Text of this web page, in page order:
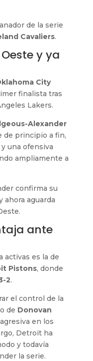
de la serie
Cavaliers.
y ya
City
finalista tras
Lakers.
Alexander
de principio a fin,
una ofensiva
ampliamente a
confirma su
aguarda
ante
activas es la de
Pistons, donde
2.
el control de la
de Donovan
en los
Detroit ha
y todavía
la serie.